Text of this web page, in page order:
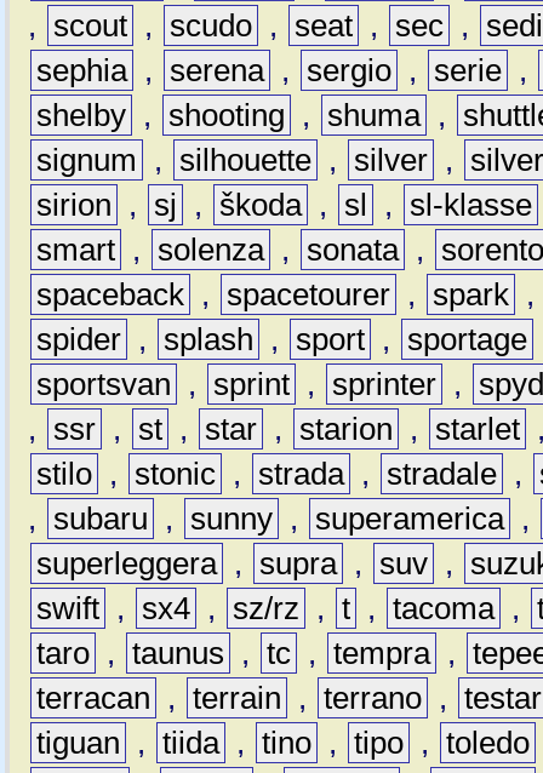
,
scout , scudo , seat , sec ,
sephia , serena , sergio , serie ,
shelby , shooting , shuma ,
signum
, silhouette , silver ,
sirion
, sj , škoda , sl , sl-klasse
smart , solenza , sonata ,
spaceback , spacetourer , spark ,
spider , splash , sport , sportage
sportsvan
, sprint , sprinter ,
,
ssr , st , star , starion , starlet
stilo , stonic , strada , stradale ,
,
subaru , sunny , superamerica ,
superleggera , supra , suv ,
swift , sx4 , sz/rz , t , tacoma ,
taro , taunus , tc , tempra ,
terracan
, terrain , terrano ,
tiguan
, tiida , tino , tipo , toledo